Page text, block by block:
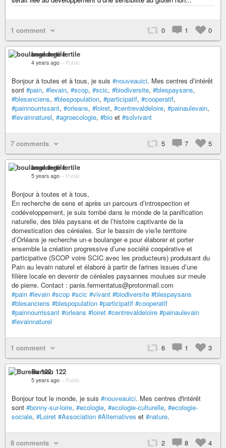
1 comment 0 1 0
boulange fertile
4 years ago – Public
Bonjour à toutes et à tous, je suis #nouveauici. Mes centres d’intérêt
sont #pain, #levain, #scop, #scic, #biodiversite, #blespaysans,
#blesanciens, #blespopulation, #participatif, #cooperatif,
#painnourrissant, #orleans, #loiret, #centrevaldeloire, #painaulevain,
#levainnaturel, #agroecologie, #bio et #solvivant
7 comments 5 7 5
boulange fertile
5 years ago – Public
Bonjour à toutes et à tous,
En recherche de sens et après un parcours d’introspection et
codéveloppement, je suis tombé dans le monde de la panification
naturelle, des blés paysans et de l’histoire captivante de la
domestication des céréales. Sur le bassin de vie/le territoire
d’Orléans je recherche un·e boulanger·e pour élaborer et porter
ensemble la création progressive d’une société coopérative et
participative (SCOP voire SCIC avec les producteurs) produisant du
Pain au levain naturel et élaboré à partir de farines issues d’une
filière locale en devenir de céréales paysannes moulues sur meule
de pierre. Contact : panis.fermentatus@protonmail.com
#pain #levain #scop #scic #vivant #biodiversite #blespaysans
#blesanciens #blespopulation #participatif #cooperatif
#painnourrissant #orleans #loiret #centrevaldeloire #painaulevain
#levainnaturel
1 comment 6 1 3
Bureau 122
5 years ago – Public
Bonjour tout le monde, je suis #nouveauici. Mes centres d'intérêt
sont #bonny-sur-loire, #ecologie, #ecologie-culturelle, #ecologie-
sociale, #Loiret #Association #Alternatives et #nature.
8 comments 2 8 4